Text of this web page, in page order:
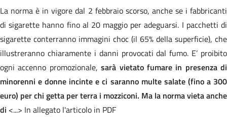
La norma è in vigore dal 2 febbraio scorso, anche se i fabbricanti
di sigarette hanno fino al 20 maggio per adeguarsi. I pacchetti di
sigarette conterranno immagini choc (il 65% della superficie), che
illustreranno chiaramente i danni provocati dal fumo. E’ proibito
ogni accenno promozionale,sarà vietato fumare in presenza di
minorenni e donne incinte e ci saranno multe salate (fino a 300
euro) per chi getta per terra i mozziconi. Ma la norma vieta anche
di <...> In allegato l'articolo in PDF